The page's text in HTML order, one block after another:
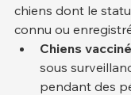
chiens dont le
connu ou
Chiens
sous
pendant des